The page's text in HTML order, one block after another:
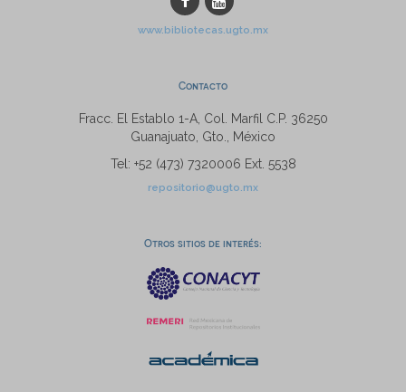
www.bibliotecas.ugto.mx
Contacto
Fracc. El Establo 1-A, Col. Marfil C.P. 36250
Guanajuato, Gto., México
Tel: +52 (473) 7320006 Ext. 5538
repositorio@ugto.mx
Otros sitios de interés: